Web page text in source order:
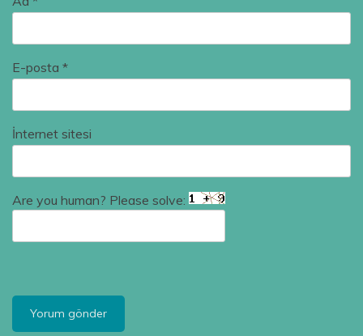
E-posta *
İnternet sitesi
Are you human? Please solve: